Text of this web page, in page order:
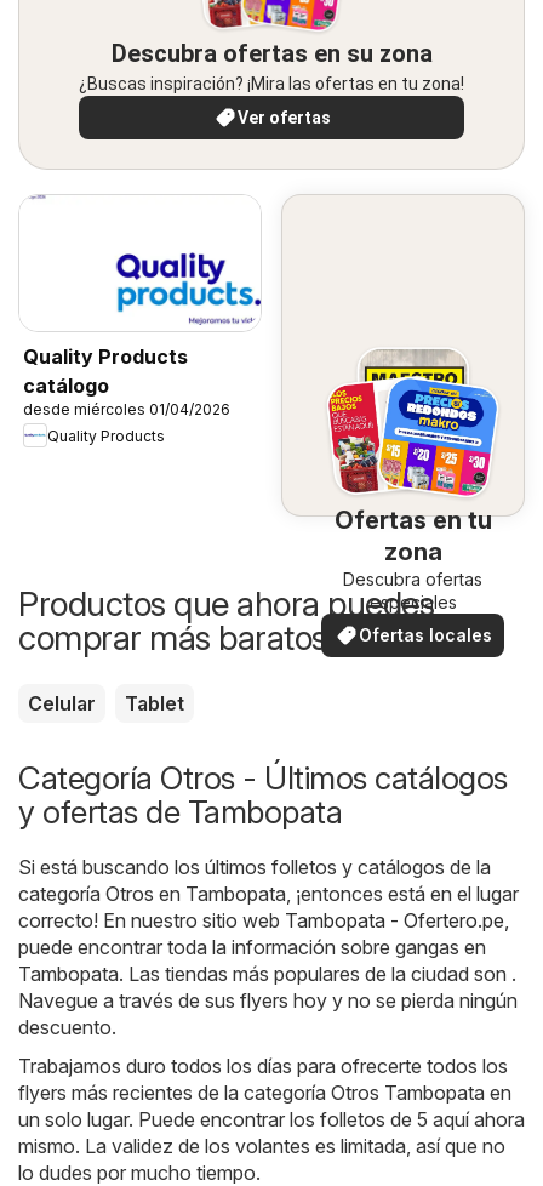
Descubra ofertas en su zona
¿Buscas inspiración? ¡Mira las ofertas en tu zona!
Ver ofertas
Quality Products
catálogo
desde miércoles 01/04/2026
Quality Products
Ofertas en tu
zona
Descubra ofertas
especiales
Ofertas locales
Productos que ahora puedes
comprar más baratos
Celular Tablet
Categoría Otros - Últimos catálogos
y ofertas de Tambopata
Si está buscando los últimos folletos y catálogos de la
categoría Otros en Tambopata, ¡entonces está en el lugar
correcto! En nuestro sitio web Tambopata - Ofertero.pe
puede encontrar toda la información sobre gangas en
Tambopata. Las tiendas más populares de la ciudad son .
Navegue a través de sus flyers hoy y no se pierda ningún
descuento.
Trabajamos duro todos los días para ofrecerte todos los
flyers más recientes de la categoría Otros Tambopata en
un solo lugar. Puede encontrar los folletos de 5 aquí ahora
mismo. La validez de los volantes es limitada, así que no
lo dudes por mucho tiempo.